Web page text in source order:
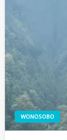
WONOSOBO